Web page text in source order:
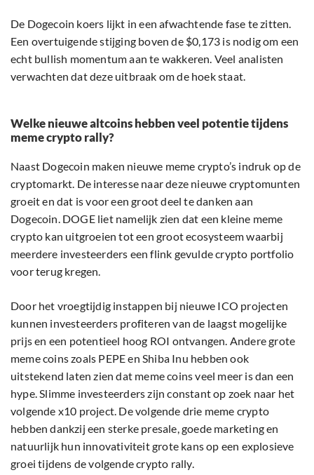
De Dogecoin koers lijkt in een afwachtende fase te zitten.
Een overtuigende stijging boven de $0,173 is nodig om een
echt bullish momentum aan te wakkeren. Veel analisten
verwachten dat deze uitbraak om de hoek staat.
Welke nieuwe altcoins hebben veel potentie tijdens
meme crypto rally?
Naast Dogecoin maken nieuwe meme crypto’s indruk op de
cryptomarkt. De interesse naar deze nieuwe cryptomunten
groeit en dat is voor een groot deel te danken aan
Dogecoin. DOGE liet namelijk zien dat een kleine meme
crypto kan uitgroeien tot een groot ecosysteem waarbij
meerdere investeerders een flink gevulde crypto portfolio
voor terug kregen.
Door het vroegtijdig instappen bij nieuwe ICO projecten
kunnen investeerders profiteren van de laagst mogelijke
prijs en een potentieel hoog ROI ontvangen. Andere grote
meme coins zoals PEPE en Shiba Inu hebben ook
uitstekend laten zien dat meme coins veel meer is dan een
hype. Slimme investeerders zijn constant op zoek naar het
volgende x10 project. De volgende drie meme crypto
hebben dankzij een sterke presale, goede marketing en
natuurlijk hun innovativiteit grote kans op een explosieve
groei tijdens de volgende crypto rally.